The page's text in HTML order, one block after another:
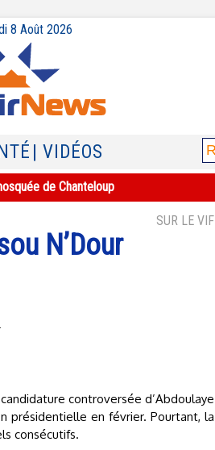
8 Août 2026
| VIDÉOS
de Chanteloup
SUR LE VIF
N’Dour
controversée d’Abdoulaye
présidentielle en février. Pourtant, la
consécutifs.